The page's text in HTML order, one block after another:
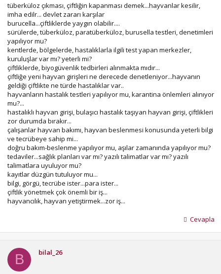
tüberküloz çıkması, çiftliğin kapanması demek...hayvanlar kesilir,
imha edilr... devlet zararı karşılar
burucella...çiftliklerde yaygın olabilir....
sürülerde, tüberküloz, paratüberküloz, burusella testleri, denetimleri
yapılıyor mu?
kentlerde, bölgelerde, hastalıklarla ilgili test yapan merkezler,
kuruluşlar var mı? yeterli mi?
çiftliklerde, biyogüvenlik tedbirleri alınmakta mıdır...
çiftliğe yeni hayvan girişleri ne derecede denetleniyor...hayvanın
geldiği çiftlikte ne türde hastalıklar var..
hayvanların hastalık testleri yapılıyor mu, karantina önlemleri alınıyor
mu?...
hastalıklı hayvan girişi, bulaşıcı hastalık taşıyan hayvan girişi, çiftlikleri
zor durumda bırakır...
çalışanlar hayvan bakımı, hayvan beslenmesi konusunda yeterli bilgi
ve tecrübeye sahip mi...
doğru bakım-beslenme yapılıyor mu, aşılar zamanında yapılıyor mu?
tedaviler...sağlık planları var mı? yazılı talimatlar var mı? yazılı
talimatlara uyuluyor mu?
kayıtlar düzgün tutuluyor mu...
bilgi, görgü, tecrübe ister...para ister...
çiftlik yönetmek çok önemli bir iş...
hayvancılık, hayvan yetiştirmek...zor iş...
Cevapla
B bilal_26